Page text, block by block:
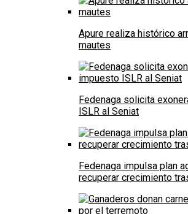
Apure realiza histórico
mautes
Fedenaga solicita
ISLR al Seniat
Fedenaga impulsa plan
recuperar crecimiento